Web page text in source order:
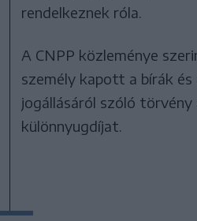
rendelkeznek róla.
A CNPP közleménye
személy kapott a bírák és
jogállásáról szóló törvény
különnyugdíjat.